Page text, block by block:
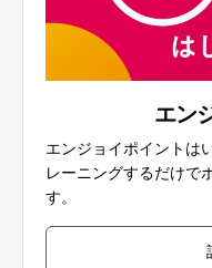
エン
エンジョイポイントは
レーニングするだけで
す。